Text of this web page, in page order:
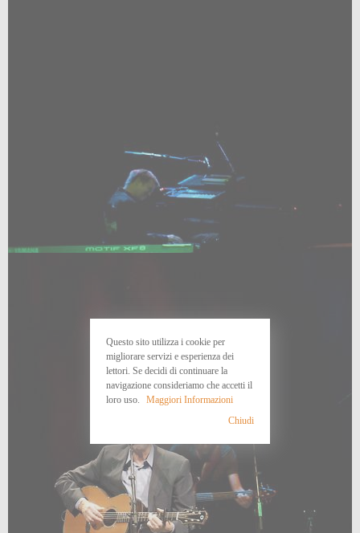
Questo sito utilizza i cookie per
migliorare servizi e esperienza dei
lettori. Se decidi di continuare la
navigazione consideriamo che accetti il
loro uso.
Maggiori Informazioni
Chiudi